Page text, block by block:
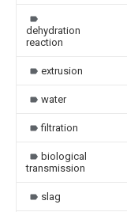
dehydration
reaction
extrusion
water
filtration
biological
transmission
slag